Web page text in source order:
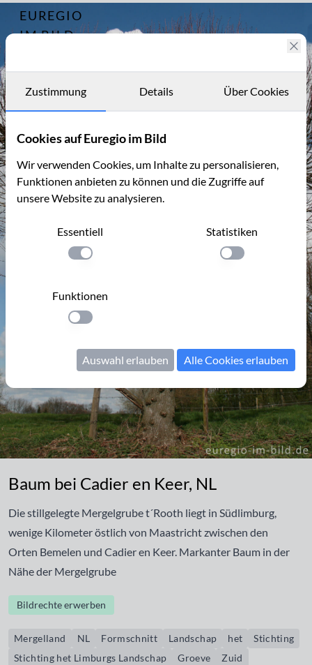
EUREGIO
IM BILD
Archiv
Kontakt
Archiv 662
Baum bei Cadier en Keer, NL
Die stillgelegte Mergelgrube t´Rooth liegt in Südlimburg,
wenige Kilometer östlich von Maastricht zwischen den
Orten Bemelen und Cadier en Keer. Markanter Baum in der
Nähe der Mergelgrube
Bildrechte erwerben
Mergelland NL Formschnitt Landschap het
Stichting
Stichting het Limburgs Landschap
Groeve
Zuid
Zustimmung Details Über Cookies
Cookies auf Euregio im Bild
Wir verwenden Cookies, um Inhalte zu personalisieren,
Funktionen anbieten zu können und die Zugriffe auf
unsere Website zu analysieren.
Essentiell
Einstellung anwenden
Statistiken
Einstellung
Funktionen
Einstellung anwenden
Auswahl erlauben Alle Cookies erlauben